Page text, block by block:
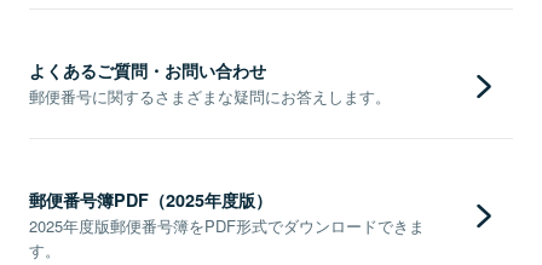
よくあるご質問・お問い合わせ
郵便番号に関するさまざまな疑問にお答えします。
郵便番号簿PDF（2025年度版）
2025年度版郵便番号簿をPDF形式でダウンロードできま
す。